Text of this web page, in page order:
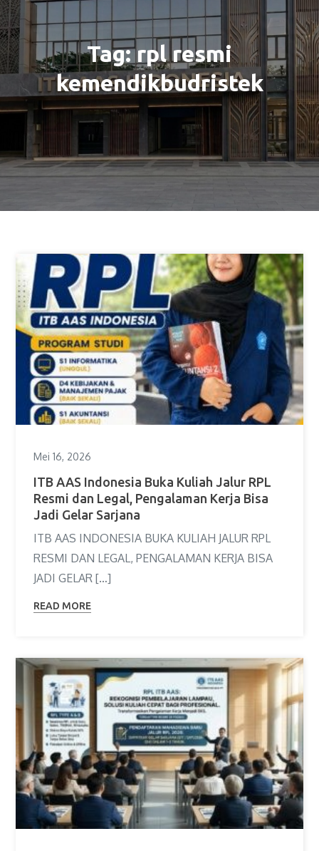
Tag:rpl resmi
kemendikbudristek
Mei 16, 2026
ITB AAS Indonesia Buka Kuliah Jalur RPL
Resmi dan Legal, Pengalaman Kerja Bisa
Jadi Gelar Sarjana
ITB AAS INDONESIA BUKA KULIAH JALUR RPL
RESMI DAN LEGAL, PENGALAMAN KERJA BISA
JADI GELAR […]
READ MORE